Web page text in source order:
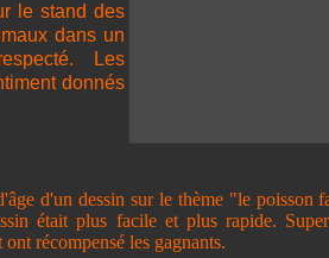
le stand des
dans un
Les
donnés
d'un dessin sur le thème "le poisson
était plus facile et plus rapide.
récompensé les gagnants.